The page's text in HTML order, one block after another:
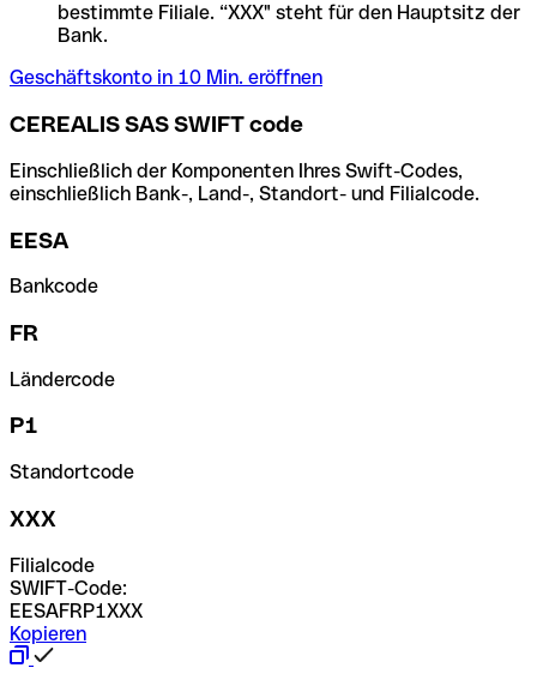
bestimmte Filiale. “XXX" steht für den Hauptsitz der
Bank.
Geschäftskonto in 10 Min. eröffnen
CEREALIS SAS SWIFT code
Einschließlich der Komponenten Ihres Swift-Codes,
einschließlich Bank-, Land-, Standort- und Filialcode.
EESA
Bankcode
FR
Ländercode
P1
Standortcode
XXX
Filialcode
SWIFT-Code:
EESAFRP1XXX
Kopieren